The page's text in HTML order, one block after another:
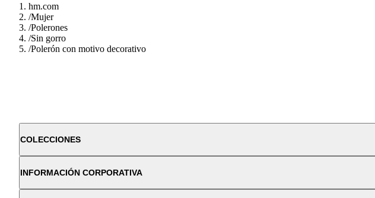
hm.com
/Mujer
/Polerones
/Sin gorro
/Polerón con motivo decorativo
COLECCIONES
INFORMACIÓN CORPORATIVA